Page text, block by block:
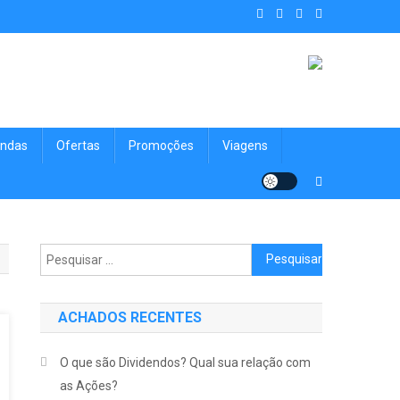
Ofertas Promoções Viagens
Pesquisar por:
ACHADOS RECENTES
O que são Dividendos? Qual sua relação com
as Ações?